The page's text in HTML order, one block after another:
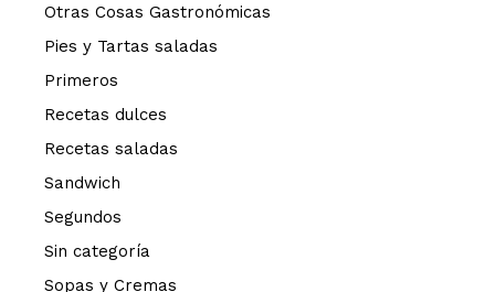
Otras Cosas Gastronómicas
Pies y Tartas saladas
Primeros
Recetas dulces
Recetas saladas
Sandwich
Segundos
Sin categoría
Sopas y Cremas